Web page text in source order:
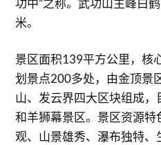
米。
景区面积139平方公里，核
划景点200多处，由金顶景
山、发云界四大区块组成
和羊狮幕景区。景区资源
观、山景雄秀、瀑布独特、